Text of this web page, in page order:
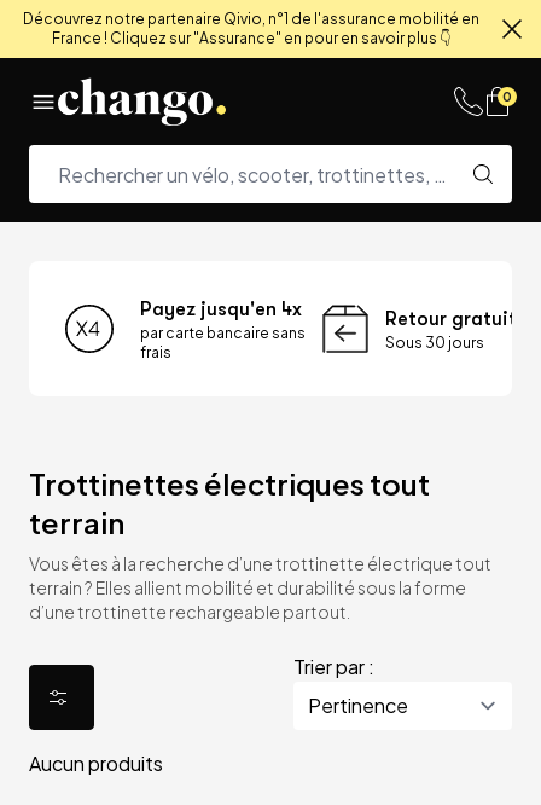
Découvrez notre partenaire Qivio, n°1 de l'assurance mobilité en
France ! Cliquez sur "Assurance" en pour en savoir plus 👇
0
Payez jusqu'en 4x
par carte bancaire sans
frais
Retour gratuit
Sous 30 jours
Trottinettes électriques tout
terrain
Vous êtes à la recherche d’une trottinette électrique tout
terrain ? Elles allient mobilité et durabilité sous la forme
d’une trottinette rechargeable partout.
Trier par :
Aucun produits